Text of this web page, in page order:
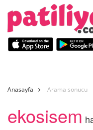
Anasayfa Arama sonucu
ekosisem